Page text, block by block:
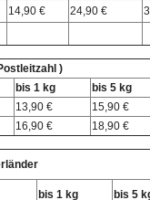
14,90 € 24,90 €
)
bis 1 kg
bis 5 kg
13,90 €
15,90 €
16,90 € 18,90 €
bis 1 kg bis 5